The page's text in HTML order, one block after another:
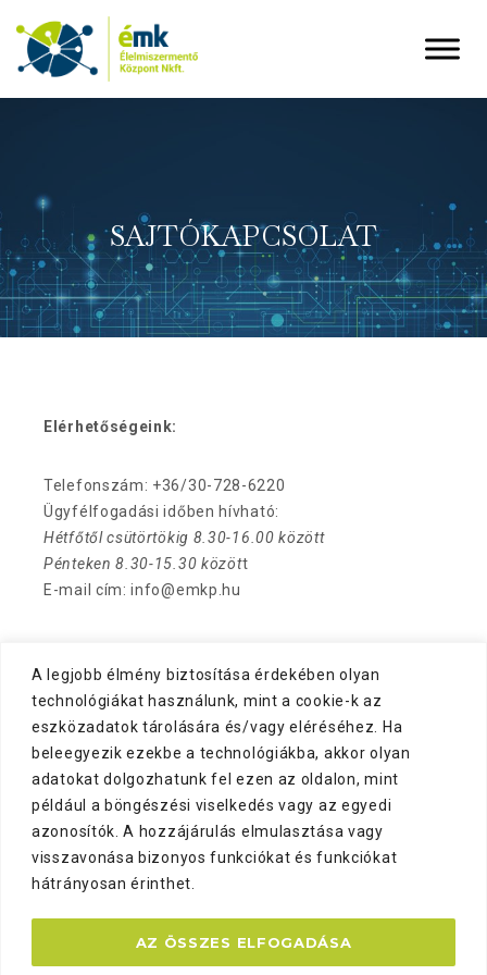
A legjobb élmény biztosítása érdekében olyan
technológiákat használunk, mint a cookie-k az
eszközadatok tárolására és/vagy eléréséhez. Ha
beleegyezik ezekbe a technológiákba, akkor olyan
adatokat dolgozhatunk fel ezen az oldalon, mint
például a böngészési viselkedés vagy az egyedi
azonosítók. A hozzájárulás elmulasztása vagy
visszavonása bizonyos funkciókat és funkciókat
hátrányosan érinthet.
AZ ÖSSZES ELFOGADÁSA
SAJTÓKAPCSOLAT
Elérhetőségeink:
Telefonszám: +36/30-728-6220
Ügyfélfogadási időben hívható:
Hétfőtől csütörtökig 8.30-16.00 között
Pénteken 8.30-15.30 között
E-mail cím: info@emkp.hu